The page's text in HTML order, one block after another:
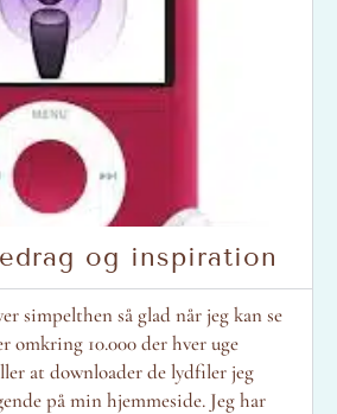
og inspiration
simpelthen så glad når jeg kan se
omkring 10.000 der hver uge
at downloader de lydfiler jeg
på min hjemmeside. Jeg har